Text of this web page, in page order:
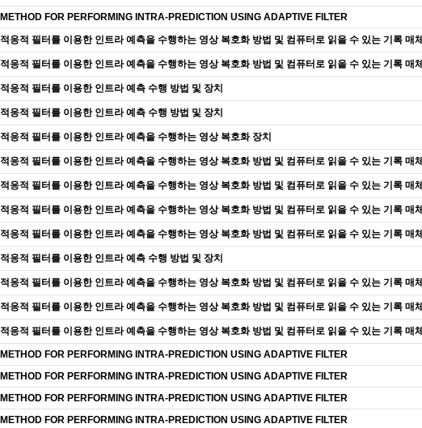
METHOD FOR PERFORMING INTRA-PREDICTION USING ADAPTIVE FILTER
적응적 필터를 이용한 인트라 예측을 수행하는 영상 복호화 방법 및 컴퓨터로 읽을 수 있는 기록 매체
적응적 필터를 이용한 인트라 예측을 수행하는 영상 복호화 방법 및 컴퓨터로 읽을 수 있는 기록 매체
적응적 필터를 이용한 인트라 예측 수행 방법 및 장치
적응적 필터를 이용한 인트라 예측 수행 방법 및 장치
적응적 필터를 이용한 인트라 예측을 수행하는 영상 복호화 장치
적응적 필터를 이용한 인트라 예측을 수행하는 영상 복호화 방법 및 컴퓨터로 읽을 수 있는 기록 매체
적응적 필터를 이용한 인트라 예측을 수행하는 영상 복호화 방법 및 컴퓨터로 읽을 수 있는 기록 매체
적응적 필터를 이용한 인트라 예측을 수행하는 영상 복호화 방법 및 컴퓨터로 읽을 수 있는 기록 매체
적응적 필터를 이용한 인트라 예측을 수행하는 영상 복호화 방법 및 컴퓨터로 읽을 수 있는 기록 매체
적응적 필터를 이용한 인트라 예측 수행 방법 및 장치
적응적 필터를 이용한 인트라 예측을 수행하는 영상 복호화 방법 및 컴퓨터로 읽을 수 있는 기록 매체
적응적 필터를 이용한 인트라 예측을 수행하는 영상 복호화 방법 및 컴퓨터로 읽을 수 있는 기록 매체
적응적 필터를 이용한 인트라 예측을 수행하는 영상 복호화 방법 및 컴퓨터로 읽을 수 있는 기록 매체
METHOD FOR PERFORMING INTRA-PREDICTION USING ADAPTIVE FILTER
METHOD FOR PERFORMING INTRA-PREDICTION USING ADAPTIVE FILTER
METHOD FOR PERFORMING INTRA-PREDICTION USING ADAPTIVE FILTER
METHOD FOR PERFORMING INTRA-PREDICTION USING ADAPTIVE FILTER